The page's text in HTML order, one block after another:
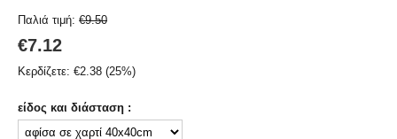
Παλιά τιμή: €9.50
€7.12
Κερδίζετε: €2.38 (25%)
είδος και διάσταση :